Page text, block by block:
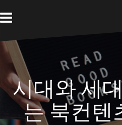
to
content
시대와 세
는 북컨텐